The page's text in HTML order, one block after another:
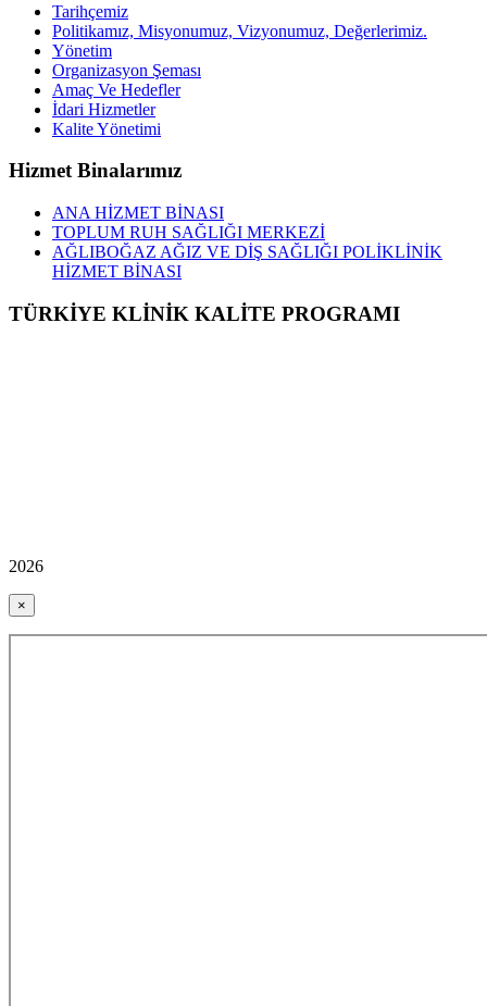
Tarihçemiz
Politikamız, Misyonumuz, Vizyonumuz, Değerlerimiz.
Yönetim
Organizasyon Şeması
Amaç Ve Hedefler
İdari Hizmetler
Kalite Yönetimi
Hizmet Binalarımız
ANA HİZMET BİNASI
TOPLUM RUH SAĞLIĞI MERKEZİ
AĞLIBOĞAZ AĞIZ VE DİŞ SAĞLIĞI POLİKLİNİK
HİZMET BİNASI
TÜRKİYE KLİNİK KALİTE PROGRAMI
2026
×